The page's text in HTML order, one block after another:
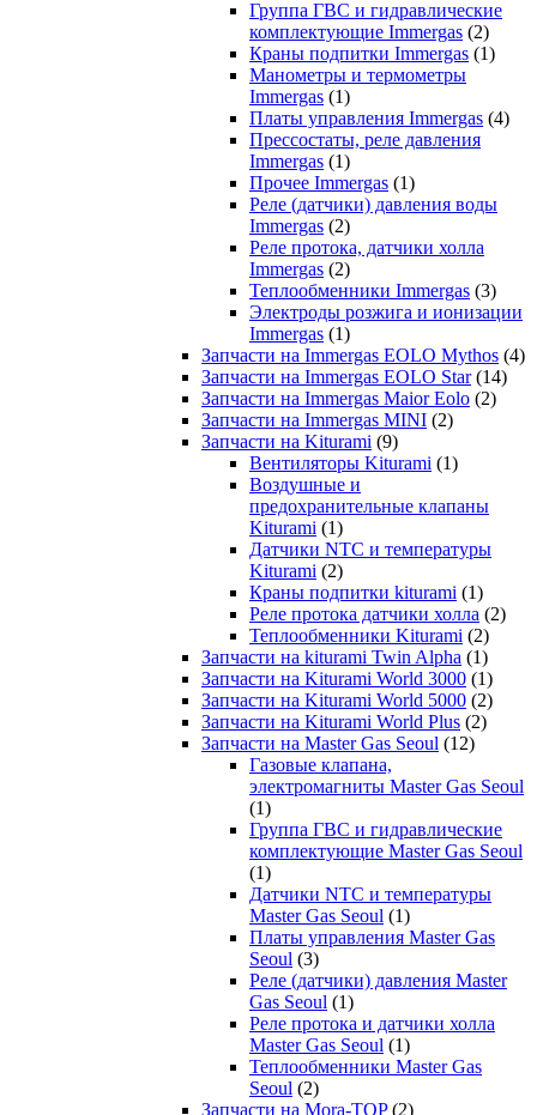
Группа ГВС и гидравлические
комплектующие Immergas (2)
Краны подпитки Immergas (1)
Манометры и термометры
Immergas (1)
Платы управления Immergas (4)
Прессостаты, реле давления
Immergas (1)
Прочее Immergas (1)
Реле (датчики) давления воды
Immergas (2)
Реле протока, датчики холла
Immergas (2)
Теплообменники Immergas (3)
Электроды розжига и ионизации
Immergas (1)
Запчасти на Immergas EOLO Mythos (4)
Запчасти на Immergas EOLO Star (14)
Запчасти на Immergas Maior Eolo (2)
Запчасти на Immergas MINI (2)
Запчасти на Kiturami (9)
Вентиляторы Kiturami (1)
Воздушные и
предохранительные клапаны
Kiturami (1)
Датчики NTC и температуры
Kiturami (2)
Краны подпитки kiturami (1)
Реле протока датчики холла (2)
Теплообменники Kiturami (2)
Запчасти на kiturami Twin Alpha (1)
Запчасти на Kiturami World 3000 (1)
Запчасти на Kiturami World 5000 (2)
Запчасти на Kiturami World Plus (2)
Запчасти на Master Gas Seoul (12)
Газовые клапана,
электромагниты Master Gas Seoul
(1)
Группа ГВС и гидравлические
комплектующие Master Gas Seoul
(1)
Датчики NTC и температуры
Master Gas Seoul (1)
Платы управления Master Gas
Seoul (3)
Реле (датчики) давления Master
Gas Seoul (1)
Реле протока и датчики холла
Master Gas Seoul (1)
Теплообменники Master Gas
Seoul (2)
Запчасти на Mora-TOP (2)